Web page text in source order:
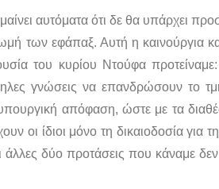
αυτόματα ότι δε θα υπάρχει
των εφάπαξ. Αυτή η καινούργια
του κυρίου Ντούφα
γνώσεις να επανδρώσουν το
απόφαση, ώστε με τα
οι ίδιοι μόνο τη δικαιοδοσία για
δύο προτάσεις που κάναμε